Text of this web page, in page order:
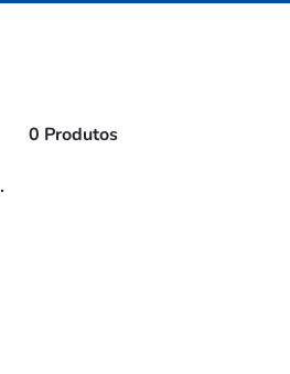
0 Produtos